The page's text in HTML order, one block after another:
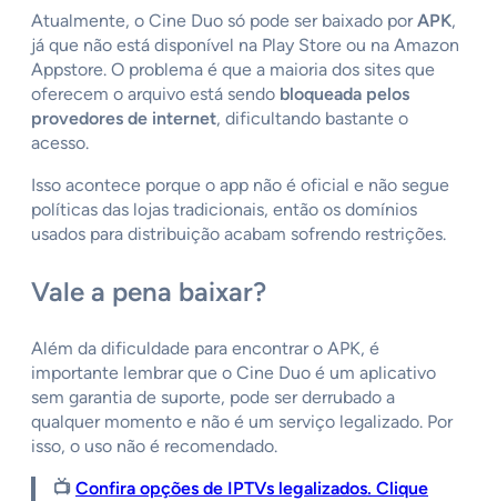
Atualmente, o Cine Duo só pode ser baixado porAPK,
já que não está disponível na Play Store ou na Amazon
Appstore. O problema é que a maioria dos sites que
oferecem o arquivo está sendo bloqueada pelos
provedores de internet, dificultando bastante o
acesso.
Isso acontece porque o app não é oficial e não segue
políticas das lojas tradicionais, então os domínios
usados para distribuição acabam sofrendo restrições.
Vale a pena baixar?
Além da dificuldade para encontrar o APK, é
importante lembrar que o Cine Duo é um aplicativo
sem garantia de suporte, pode ser derrubado a
qualquer momento e não é um serviço legalizado. Por
isso, o uso não é recomendado.
📺 Confira opções de IPTVs legalizados. Clique